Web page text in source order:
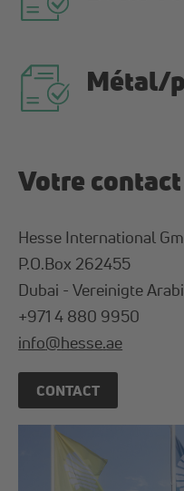
Métal/
Votre
Hes­se In­ter­na­tio­nal
P.O.Box 262455
Dubai - Vereinigte
+971 4 880 9950
info@hesse.ae
CONTACT